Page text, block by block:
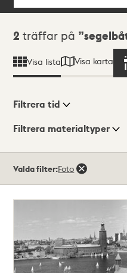
Sökresultat
2 träffar på
Visa lista Visa karta
Visningsläge
Filtrera tid
Filtrera materialtyper
träffar
Valda filter:Foto